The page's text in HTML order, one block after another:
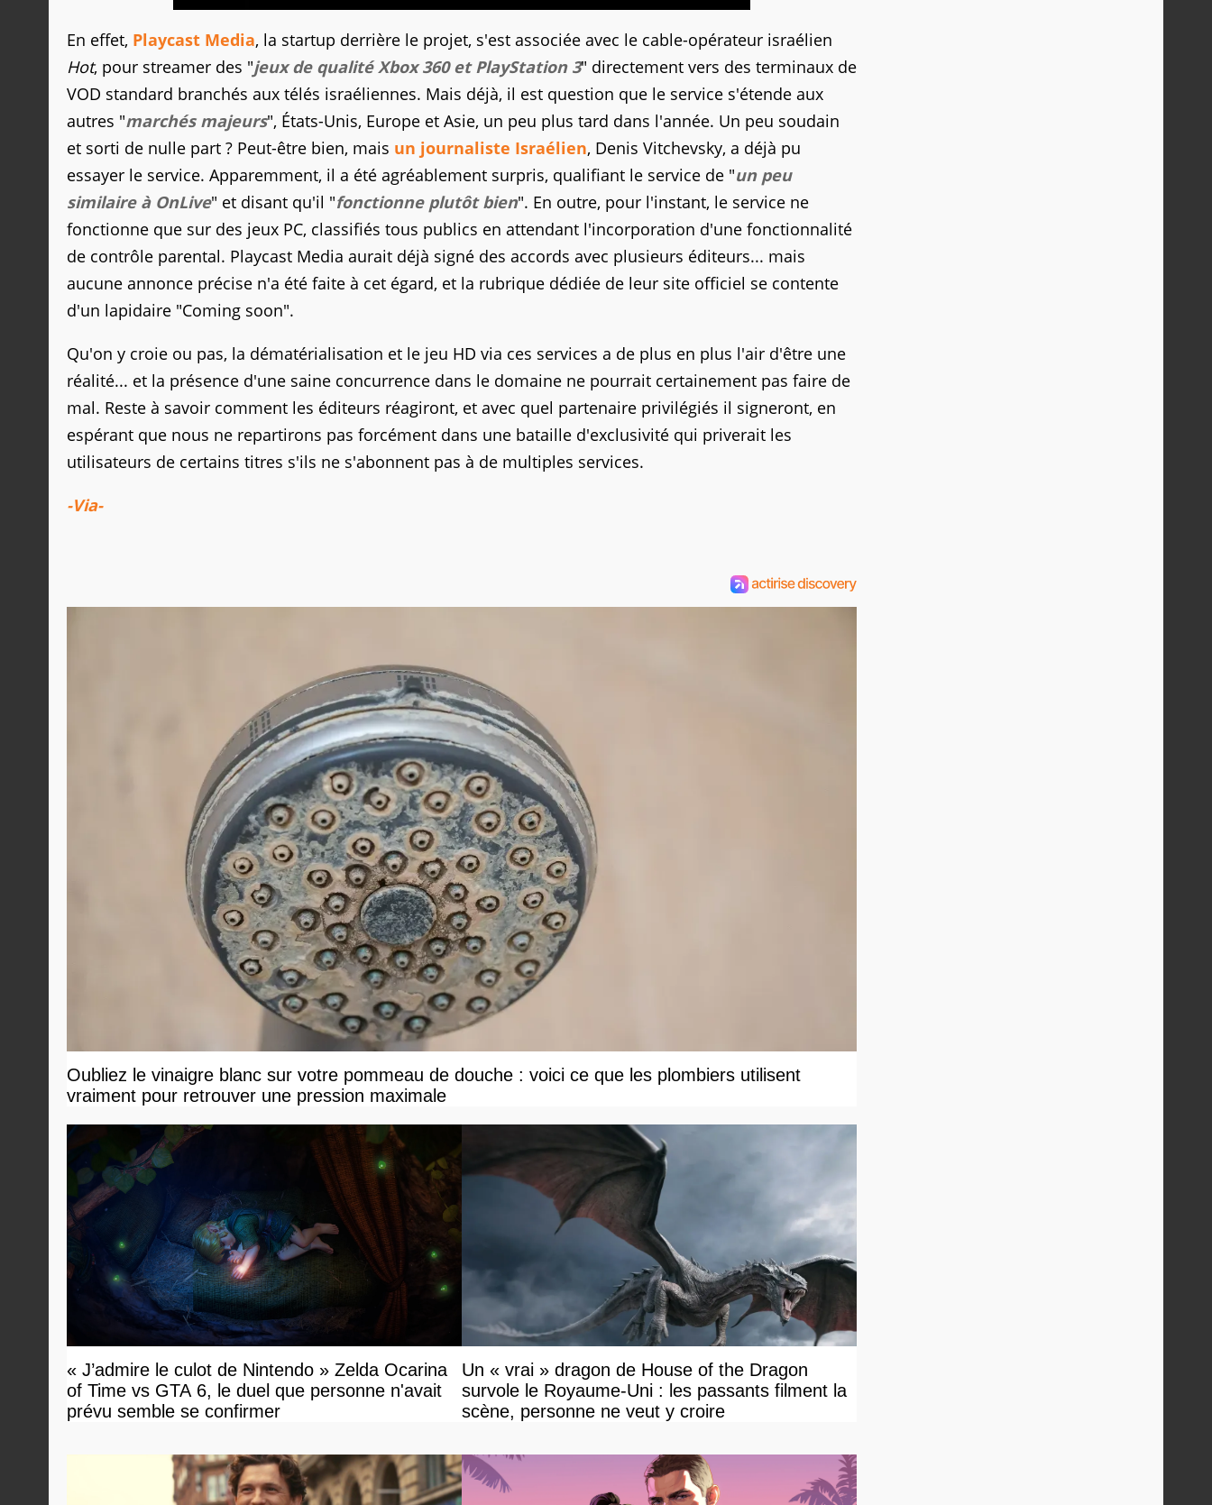
En effet, Playcast Media, la startup derrière le projet, s'est associée avec le cable-opérateur israélien
Hot, pour streamer des "jeux de qualité Xbox 360 et PlayStation 3" directement vers des terminaux de
VOD standard branchés aux télés israéliennes. Mais déjà, il est question que le service s'étende aux
autres "marchés majeurs", États-Unis, Europe et Asie, un peu plus tard dans l'année. Un peu soudain
et sorti de nulle part ? Peut-être bien, mais un journaliste Israélien, Denis Vitchevsky, a déjà pu
essayer le service. Apparemment, il a été agréablement surpris, qualifiant le service de "un peu
similaire à OnLive" et disant qu'il "fonctionne plutôt bien". En outre, pour l'instant, le service ne
fonctionne que sur des jeux PC, classifiés tous publics en attendant l'incorporation d'une fonctionnalité
de contrôle parental. Playcast Media aurait déjà signé des accords avec plusieurs éditeurs... mais
aucune annonce précise n'a été faite à cet égard, et la rubrique dédiée de leur site officiel se contente
d'un lapidaire "Coming soon".
Qu'on y croie ou pas, la dématérialisation et le jeu HD via ces services a de plus en plus l'air d'être une
réalité... et la présence d'une saine concurrence dans le domaine ne pourrait certainement pas faire de
mal. Reste à savoir comment les éditeurs réagiront, et avec quel partenaire privilégiés il signeront, en
espérant que nous ne repartirons pas forcément dans une bataille d'exclusivité qui priverait les
utilisateurs de certains titres s'ils ne s'abonnent pas à de multiples services.
-Via-
Oubliez le vinaigre blanc sur votre pommeau de douche : voici ce que les plombiers utilisent
vraiment pour retrouver une pression maximale
« J’admire le culot de Nintendo » Zelda Ocarina
of Time vs GTA 6, le duel que personne n'avait
prévu semble se confirmer
Un « vrai » dragon de House of the Dragon
survole le Royaume-Uni : les passants filment la
scène, personne ne veut y croire